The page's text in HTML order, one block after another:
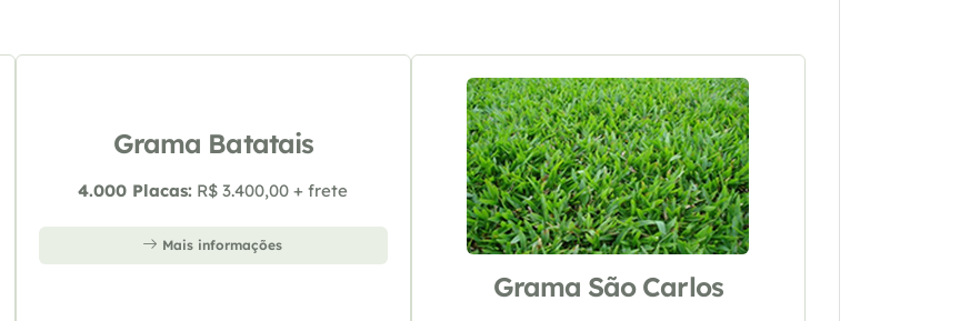
Grama Batatais
4.000 Placas: R$ 3.400,00 + frete
Mais informações
Grama São Carlos